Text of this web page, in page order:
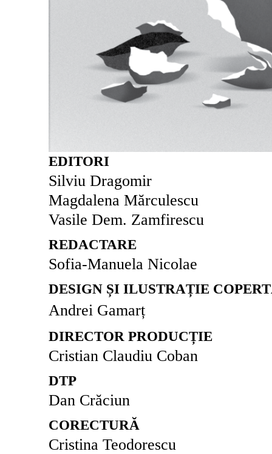
EDITORI
Silviu Dragomir
Magdalena Mărculescu
Vasile Dem. Zamfirescu
REDACTARE
Sofia-Manuela Nicolae
DESIGN ȘI ILUSTRAȚIE
Andrei Gamarț
DIRECTOR PRODUCȚIE
Cristian Claudiu Coban
DTP
Dan Crăciun
CORECTURĂ
Cristina Teodorescu